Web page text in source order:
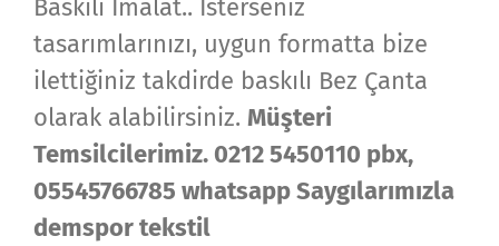
Baskılı İmalat.. İsterseniz
tasarımlarınızı, uygun formatta bize
ilettiğiniz takdirde baskılı Bez Çanta
olarak alabilirsiniz. Müşteri
Temsilcilerimiz. 0212 5450110 pbx,
05545766785 whatsapp Saygılarımızla
demspor tekstil